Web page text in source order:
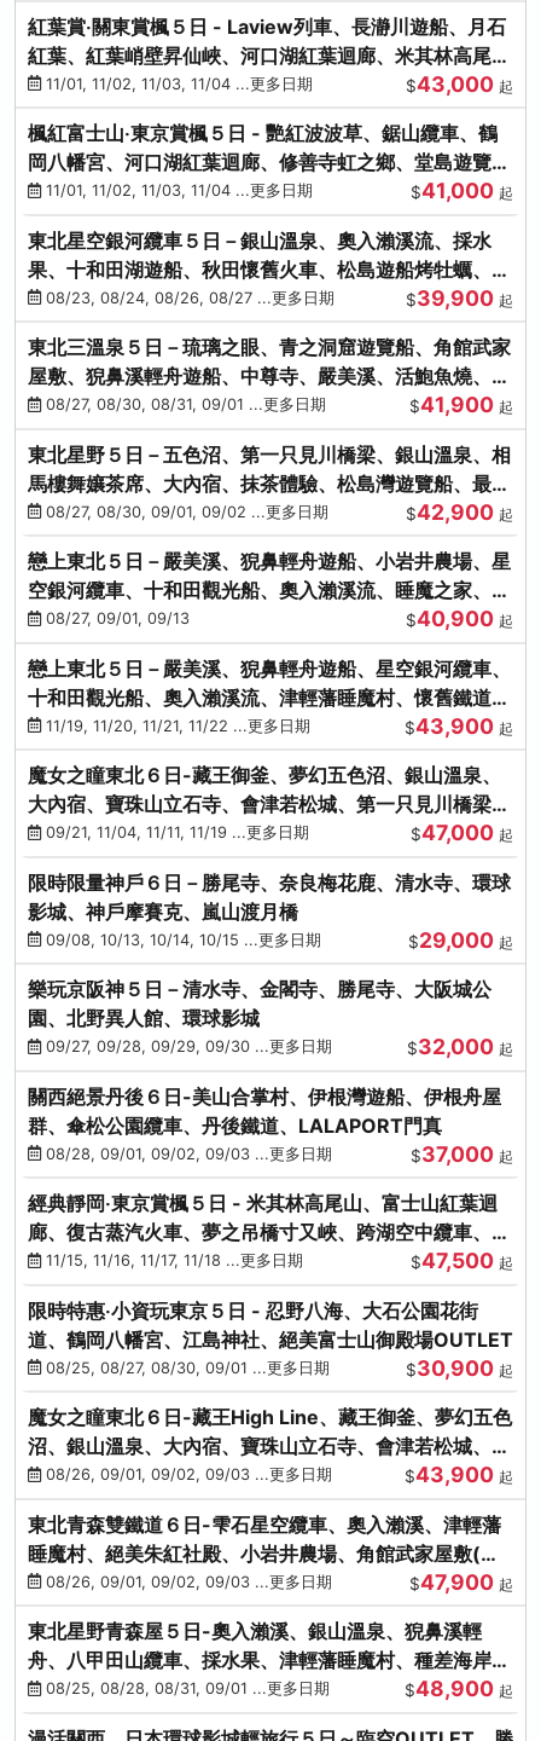
紅葉賞‧關東賞楓５日 - Laview列車、長瀞川遊船、月石
紅葉、紅葉峭壁昇仙峽、河口湖紅葉迴廊、米其林高尾
山、海鮮盛宴
11/01, 11/02, 11/03, 11/04 ...更多日期 $43,000 起
楓紅富士山‧東京賞楓５日 - 艷紅波波草、鋸山纜車、鶴
岡八幡宮、河口湖紅葉迴廊、修善寺虹之鄉、堂島遊覽
船、熱海梅園
11/01, 11/02, 11/03, 11/04 ...更多日期 $41,000 起
東北星空銀河纜車５日－銀山溫泉、奧入瀨溪流、採水
果、十和田湖遊船、秋田懷舊火車、松島遊船烤牡蠣、嚴
美溪、螃蟹本家
08/23, 08/24, 08/26, 08/27 ...更多日期 $39,900 起
東北三溫泉５日－琉璃之眼、青之洞窟遊覽船、角館武家
屋敷、猊鼻溪輕舟遊船、中尊寺、嚴美溪、活鮑魚燒、烤
牡蠣、握壽司體驗
08/27, 08/30, 08/31, 09/01 ...更多日期 $41,900 起
東北星野５日－五色沼、第一只見川橋梁、銀山溫泉、相
馬樓舞孃茶席、大內宿、抹茶體驗、松島灣遊覽船、最上
川輕舟、螃蟹御膳
08/27, 08/30, 09/01, 09/02 ...更多日期 $42,900 起
戀上東北５日－嚴美溪、猊鼻輕舟遊船、小岩井農場、星
空銀河纜車、十和田觀光船、奧入瀨溪流、睡魔之家、朱
紅社殿（仙台／青森）
08/27, 09/01, 09/13 $40,900 起
戀上東北５日－嚴美溪、猊鼻輕舟遊船、星空銀河纜車、
十和田觀光船、奧入瀨溪流、津輕藩睡魔村、懷舊鐵道
（青森／仙台）
11/19, 11/20, 11/21, 11/22 ...更多日期 $43,900 起
魔女之瞳東北６日-藏王御釜、夢幻五色沼、銀山溫泉、
大內宿、寶珠山立石寺、會津若松城、第一只見川橋梁、
燒肉吃到飽
09/21, 11/04, 11/11, 11/19 ...更多日期 $47,000 起
限時限量神戶６日－勝尾寺、奈良梅花鹿、清水寺、環球
影城、神戶摩賽克、嵐山渡月橋
09/08, 10/13, 10/14, 10/15 ...更多日期 $29,000 起
樂玩京阪神５日－清水寺、金閣寺、勝尾寺、大阪城公
園、北野異人館、環球影城
09/27, 09/28, 09/29, 09/30 ...更多日期 $32,000 起
關西絕景丹後６日-美山合掌村、伊根灣遊船、伊根舟屋
群、傘松公園纜車、丹後鐵道、LALAPORT門真
08/28, 09/01, 09/02, 09/03 ...更多日期 $37,000 起
經典靜岡‧東京賞楓５日 - 米其林高尾山、富士山紅葉迴
廊、復古蒸汽火車、夢之吊橋寸又峽、跨湖空中纜車、抹
茶體驗、三溪園
11/15, 11/16, 11/17, 11/18 ...更多日期 $47,500 起
限時特惠‧小資玩東京５日 - 忍野八海、大石公園花街
道、鶴岡八幡宮、江島神社、絕美富士山御殿場OUTLET
08/25, 08/27, 08/30, 09/01 ...更多日期 $30,900 起
魔女之瞳東北６日-藏王High Line、藏王御釜、夢幻五色
沼、銀山溫泉、大內宿、寶珠山立石寺、會津若松城、燒
肉吃到飽
08/26, 09/01, 09/02, 09/03 ...更多日期 $43,900 起
東北青森雙鐵道６日-雫石星空纜車、奧入瀨溪、津輕藩
睡魔村、絕美朱紅社殿、小岩井農場、角館武家屋敷(不
進免稅店)
08/26, 09/01, 09/02, 09/03 ...更多日期 $47,900 起
東北星野青森屋５日-奧入瀨溪、銀山溫泉、猊鼻溪輕
舟、八甲田山纜車、採水果、津輕藩睡魔村、種差海岸、
法式料理(不進免稅店)
08/25, 08/28, 08/31, 09/01 ...更多日期 $48,900 起